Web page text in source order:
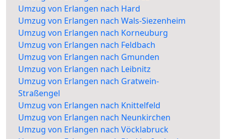
Umzug von Erlangen nach Hard
Umzug von Erlangen nach Wals-Siezenheim
Umzug von Erlangen nach Korneuburg
Umzug von Erlangen nach Feldbach
Umzug von Erlangen nach Gmunden
Umzug von Erlangen nach Leibnitz
Umzug von Erlangen nach Gratwein-
Straßengel
Umzug von Erlangen nach Knittelfeld
Umzug von Erlangen nach Neunkirchen
Umzug von Erlangen nach Vöcklabruck